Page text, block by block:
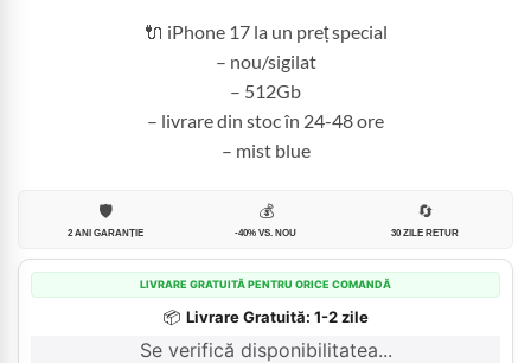
🔌 iPhone 17 la un preț special
– nou/sigilat
– 512Gb
– livrare din stoc în 24-48 ore
– mist blue
🛡️
2 ANI GARANȚIE
💰
-40% VS. NOU
🔄
30 ZILE RETUR
LIVRARE GRATUITĂ PENTRU ORICE COMANDĂ
📦 Livrare Gratuită: 1-2 zile
Se verifică disponibilitatea...